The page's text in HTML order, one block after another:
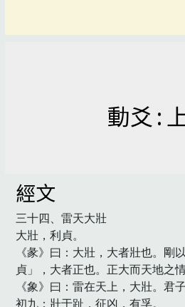
動爻 :
經文
三十四、雷天大壯
大壯，利貞。
《彖》曰：大壯，大者壯也。剛
貞」，大者正也。正大而天地之情
《象》曰：雷在天上，大壯。君
初九：壯于趾，征凶，有孚。